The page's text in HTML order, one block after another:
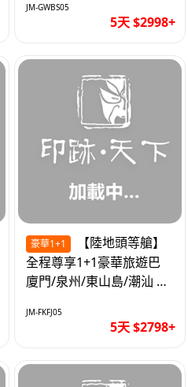
JM-GWBS05
5天 $2998+
豪華1+1
全程尊享1+1豪華旅遊巴
廈門/泉州/東山島/潮汕 精
JM-FKFJ05
5天 $2798+